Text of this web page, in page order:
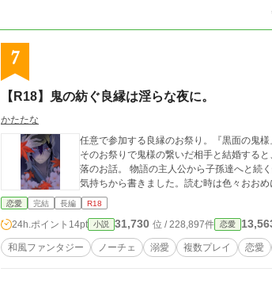
7
【R18】鬼の紡ぐ良縁は淫らな夜に。
かたたな
任意で参加する良縁のお祭り。『黒面の鬼
そのお祭りで鬼様の繋いだ相手と結婚する
落のお話。 物語の主人公から子孫達へと続く物語です。 ※みんな、手っ取り早くエロい事
気持ちから書きました。読む時は色々おおめ
恋愛 完結 長編 R18
24h.ポイント 14pt 小説 31,730 位 / 228,897件 恋愛
和風ファンタジー ノーチェ 溺愛 複数プレイ 恋愛